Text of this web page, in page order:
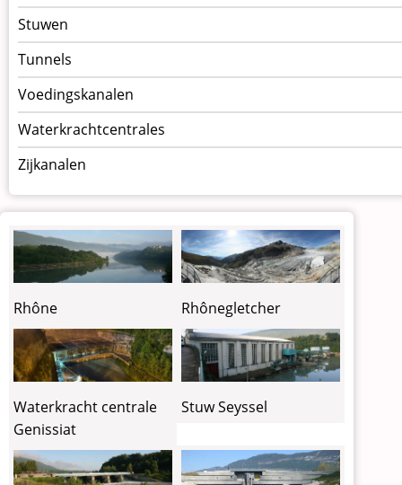
Stuwen
Tunnels
Voedingskanalen
Waterkrachtcentrales
Zijkanalen
Rhône Rhônegletcher
Waterkracht centrale
Genissiat
Stuw Seyssel